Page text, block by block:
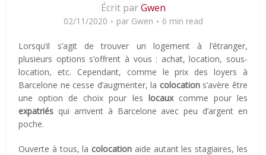
Écrit parGwen
02/11/2020 par Gwen 6 min read
Lorsqu’il s’agit de trouver un logement à l’étranger,
plusieurs options s’offrent à vous : achat, location, sous-
location, etc. Cependant, comme le prix des loyers à
Barcelone ne cesse d’augmenter, la colocations’avère être
une option de choix pour les locauxcomme pour les
expatriés qui arrivent à Barcelone avec peu d’argent en
poche.
Ouverte à tous, la colocation aide autant les stagiaires, les